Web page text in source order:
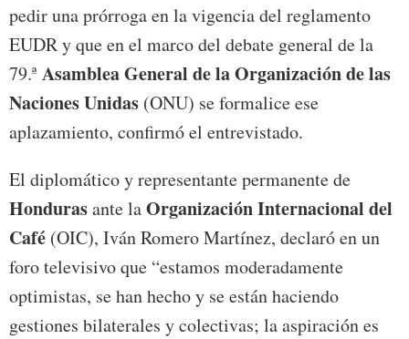
pedir una prórroga en la vigencia del reglamento
EUDR y que en el marco del debate general de la
79.ªAsamblea General de la Organización de las
Naciones Unidas (ONU) se formalice ese
aplazamiento, confirmó el entrevistado.
El diplomático y representante permanente de
Hondurasante laOrganización Internacional del
Café (OIC), Iván Romero Martínez, declaró en un
foro televisivo que “estamos moderadamente
optimistas, se han hecho y se están haciendo
gestiones bilaterales y colectivas; la aspiración es